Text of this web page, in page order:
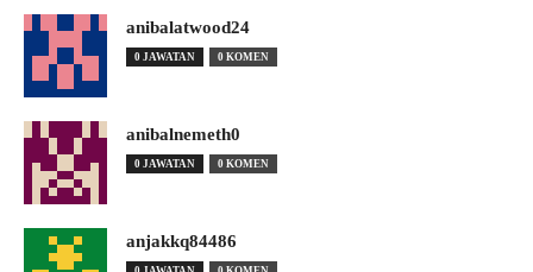
anibalatwood24
0 JAWATAN 0 KOMEN
anibalnemeth0
0 JAWATAN 0 KOMEN
anjakkq84486